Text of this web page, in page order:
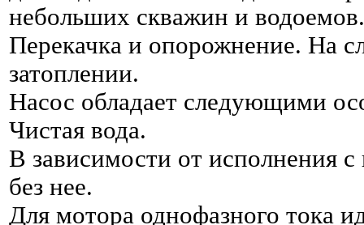
небольших скважин и
Перекачка и опорожнение. На
затоплении.
Насос обладает следующими
Чистая вода.
В зависимости от исполнения
без нее.
Для мотора однофазного тока